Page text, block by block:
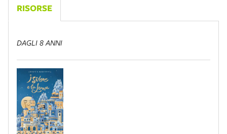
RISORSE
DAGLI 8 ANNI